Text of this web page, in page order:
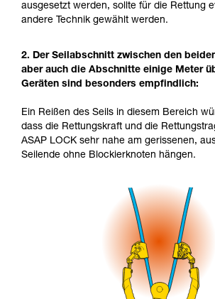
ausgesetzt werden, sollte für die Rettung
andere Technik gewählt werden.
2. Der Seilabschnitt zwischen den
aber auch die Abschnitte einige Meter
Geräten sind besonders empfindlich:
Ein Reißen des Seils in diesem Bereich
dass die Rettungskraft und die
ASAP LOCK sehr nahe am gerissenen,
Seilende ohne Blockierknoten hängen.